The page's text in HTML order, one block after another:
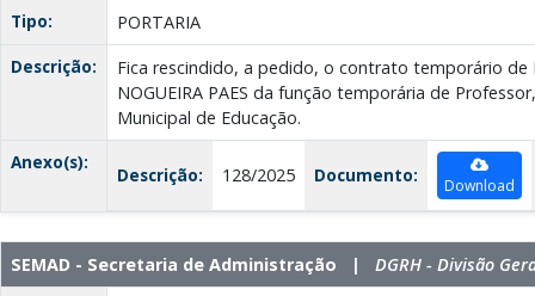
Tipo:
PORTARIA
Descrição:
Fica rescindido, a pedido, o contrato temporário de
NOGUEIRA PAES da função temporária de
Municipal de Educação.
Anexo(s):
Descrição: 128/2025 Documento: Download
SEMAD - Secretaria de Administração | DGRH - Divisão